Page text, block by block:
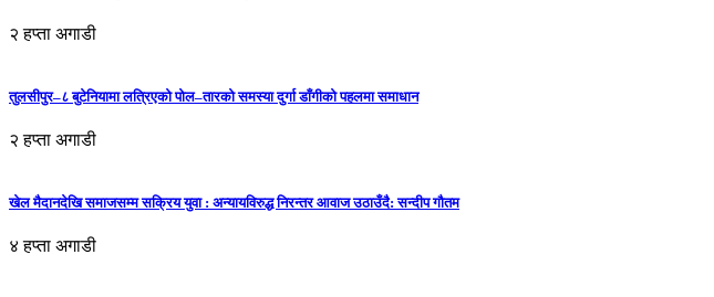
२ हप्ता अगाडी
तुलसीपुर–८ बुटेनियामा लत्रिएको पोल–तारको समस्या दुर्गा डाँगीको पहलमा समाधान
२ हप्ता अगाडी
खेल मैदानदेखि समाजसम्म सक्रिय युवा : अन्यायविरुद्ध निरन्तर आवाज उठाउँदै: सन्दीप गौतम
४ हप्ता अगाडी